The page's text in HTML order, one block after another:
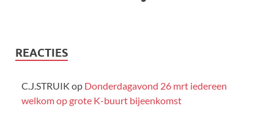
REACTIES
C.J.STRUIK op Donderdagavond 26 mrt iedereen
welkom op grote K-buurt bijeenkomst